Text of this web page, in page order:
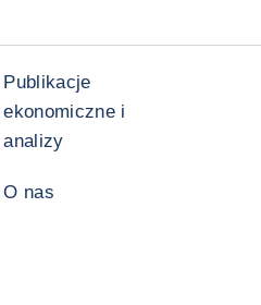
Publikacje
ekonomiczne i
analizy
O nas